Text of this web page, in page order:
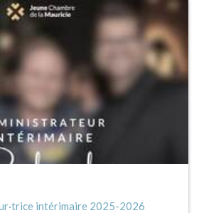
intérimaire 2025-2026